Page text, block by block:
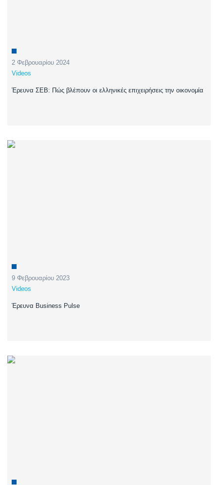
2 Φεβρουαρίου 2024
Videos
Έρευνα ΣΕΒ: Πώς βλέπουν οι ελληνικές επιχειρήσεις την οικονομία
9 Φεβρουαρίου 2023
Videos
Έρευνα Business Pulse